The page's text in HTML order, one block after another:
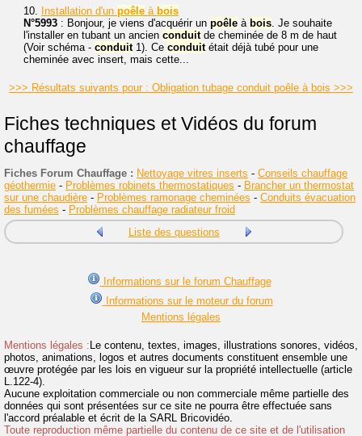
10. Installation d'un poêle à bois
N°5993 : Bonjour, je viens d'acquérir un poêle à bois. Je souhaite
l'installer en tubant un ancien conduitde cheminée de 8 m de haut
(Voir schéma - conduit1). Ce conduitétait déjà tubé pour une
cheminée avec insert, mais cette...
>>> Résultats suivants pour : Obligation tubage conduit poêle à bois >>>
Fiches techniques et Vidéos du forum
chauffage
Fiches Forum Chauffage : Nettoyage vitres inserts - Conseils chauffage
géothermie - Problèmes robinets thermostatiques - Brancher un thermostat
sur une chaudière - Problèmes ramonage cheminées - Conduits évacuation
des fumées - Problèmes chauffage radiateur froid
Liste des questions
Informations sur le forum Chauffage
Informations sur le moteur du forum
Mentions légales
Mentions légales :Le contenu, textes, images, illustrations sonores, vidéos,
photos, animations, logos et autres documents constituent ensemble une
œuvre protégée par les lois en vigueur sur la propriété intellectuelle (article
L.122-4).
Aucune exploitation commerciale ou non commerciale même partielle des
données qui sont présentées sur ce site ne pourra être effectuée sans
l'accord préalable et écrit de la SARL Bricovidéo.
Toute reproduction même partielle du contenu de ce site et de l'utilisation